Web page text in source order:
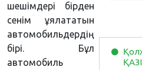
шешімдері бірден
сенім ұялататын
автомобильдердің
бірі. Бұл
автомобиль